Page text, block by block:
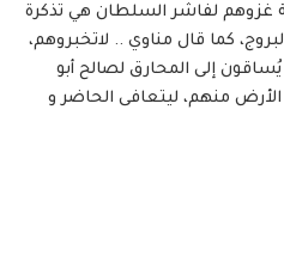
غزوهم لفاشر السلطان هي تذكرة
كما قال مناوي .. لاتخبروهم،
إلى المحارق لصالح أبو
منهم، ليتعافى الحاضر و